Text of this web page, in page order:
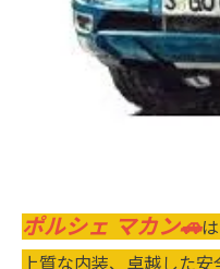
ポルシェ マカン🚗
上質な内装、卓越した